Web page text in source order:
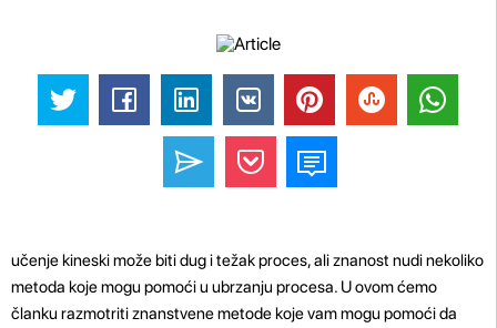
učenje kineski može biti dug i težak proces, ali znanost nudi nekoliko
metoda koje mogu pomoći u ubrzanju procesa. U ovom ćemo
članku razmotriti znanstvene metode koje vam mogu pomoći da